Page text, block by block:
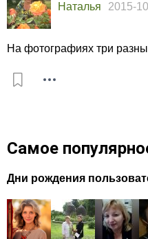
Наталья 2015-
На фотографиях три
Самое
Дни рождения